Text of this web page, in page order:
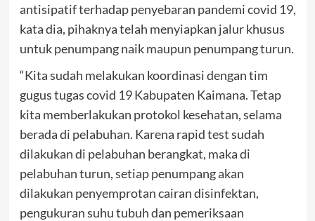
antisipatif terhadap penyebaran pandemi covid 19,
kata dia, pihaknya telah menyiapkan jalur khusus
untuk penumpang naik maupun penumpang turun.
“Kita sudah melakukan koordinasi dengan tim
gugus tugas covid 19 Kabupaten Kaimana. Tetap
kita memberlakukan protokol kesehatan, selama
berada di pelabuhan. Karena rapid test sudah
dilakukan di pelabuhan berangkat, maka di
pelabuhan turun, setiap penumpang akan
dilakukan penyemprotan cairan disinfektan,
pengukuran suhu tubuh dan pemeriksaan